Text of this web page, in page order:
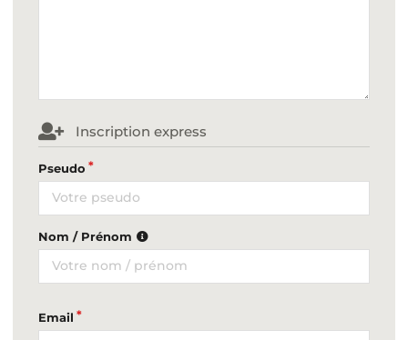
Inscription express
Pseudo
Nom / Prénom
Email